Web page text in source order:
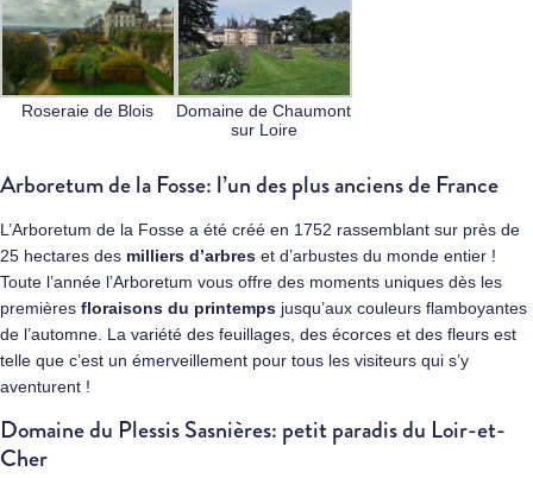
Roseraie de Blois
Domaine de Chaumont
sur Loire
Arboretum de la Fosse: l’un des plus anciens de France
L’Arboretum de la Fosse a été créé en 1752 rassemblant sur près de
25 hectares des milliers d’arbres et d’arbustes du monde entier !
Toute l’année l’Arboretum vous offre des moments uniques dès les
premières floraisons du printemps jusqu’aux couleurs flamboyantes
de l’automne. La variété des feuillages, des écorces et des fleurs est
telle que c’est un émerveillement pour tous les visiteurs qui s’y
aventurent !
Domaine du Plessis Sasnières: petit paradis du Loir-et-
Cher